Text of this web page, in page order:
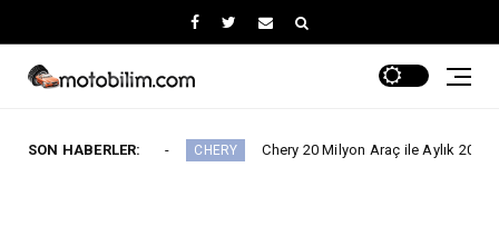
SON HABERLER:
CHERY Chery 20 Milyon Araç ile Aylık 200 Bin Adedin